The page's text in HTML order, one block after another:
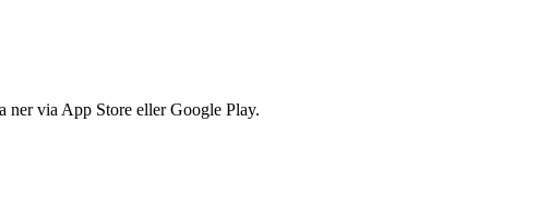
ner via App Store eller Google Play.